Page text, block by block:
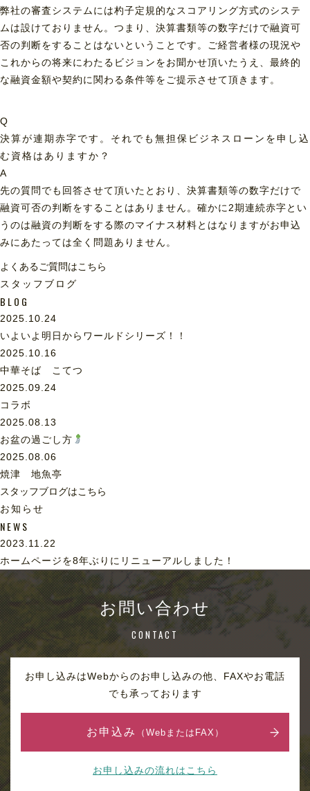
弊社の審査システムには杓子定規的なスコアリング方式のシステ
ムは設けておりません。つまり、決算書類等の数字だけで融資可
否の判断をすることはないということです。ご経営者様の現況や
これからの将来にわたるビジョンをお聞かせ頂いたうえ、最終的
な融資金額や契約に関わる条件等をご提示させて頂きます。
Q
決算が連期赤字です。それでも無担保ビジネスローンを申し込
む資格はありますか？
A
先の質問でも回答させて頂いたとおり、決算書類等の数字だけで
融資可否の判断をすることはありません。確かに2期連続赤字とい
うのは融資の判断をする際のマイナス材料とはなりますがお申込
みにあたっては全く問題ありません。
よくあるご質問はこちら
スタッフブログ
BLOG
2025.10.24
いよいよ明日からワールドシリーズ！！
2025.10.16
中華そば こてつ
2025.09.24
コラボ
2025.08.13
お盆の過ごし方
2025.08.06
焼津 地魚亭
スタッフブログはこちら
お知らせ
NEWS
2023.11.22
ホームページを8年ぶりにリニューアルしました！
お問い合わせ
CONTACT
お申し込みはWebからのお申し込みの他、FAXやお電話
でも承っております
お申込み （WebまたはFAX）
お申し込みの流れはこちら